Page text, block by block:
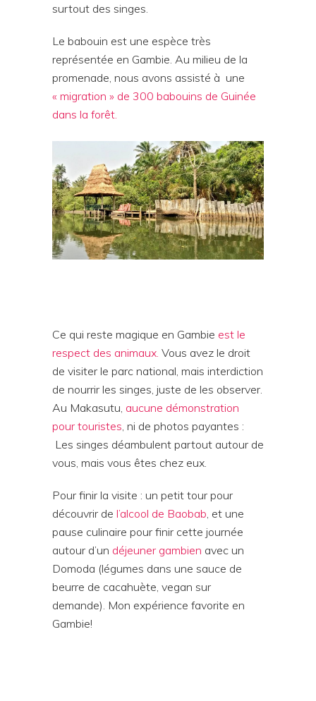
surtout des singes.
Le babouin est une espèce très
représentée en Gambie. Au milieu de la
promenade, nous avons assisté à une
« migration » de 300 babouins de Guinée
dans la forêt.
Ce qui reste magique en Gambie est le
respect des animaux. Vous avez le droit
de visiter le parc national, mais interdiction
de nourrir les singes, juste de les observer.
Au Makasutu, aucune démonstration
pour touristes, ni de photos payantes :
Les singes déambulent partout autour de
vous, mais vous êtes chez eux.
Pour finir la visite : un petit tour pour
découvrir de l’alcool de Baobab, et une
pause culinaire pour finir cette journée
autour d’un déjeuner gambien avec un
Domoda (légumes dans une sauce de
beurre de cacahuète, vegan sur
demande). Mon expérience favorite en
Gambie!